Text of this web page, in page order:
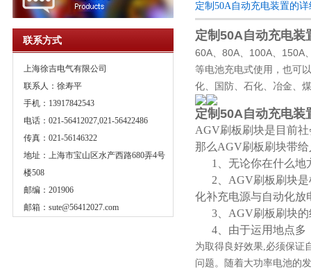
联系方式
上海徐吉电气有限公司
联系人：徐寿平
手机：13917842543
电话：021-56412027,021-56422486
传真：021-56146322
地址：上海市宝山区水产西路680弄4号
楼508
邮编：201906
邮箱： sute@56412027.com
定制50A自动充电装置的
定制50A自动充电装
60A、80A、100A、150A
等电池充电式使用，也可
化、国防、石化、冶金、
定制50A自动充电装
AGV刷板刷块是目前
那么AGV刷板刷块带
1、无论你在什么地
2、AGV刷板刷块是
化补充电源与自动化放
3、AGV刷板刷块的
4、由于运用地点多
为取得良好效果,必须保证
问题。随着大功率电池的